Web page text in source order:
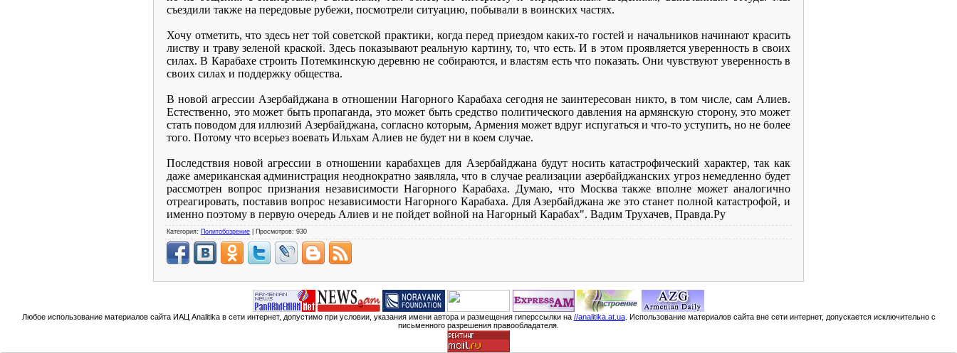
съездили также на передовые рубежи, посмотрели ситуацию, побывали в воинских частях.
Хочу отметить, что здесь нет той советской практики, когда перед приездом каких-то гостей и начальников начинают красить
листву и траву зеленой краской. Здесь показывают реальную картину, то, что есть. И в этом проявляется уверенность в своих
силах. В Карабахе строить Потемкинскую деревню не собираются, и властям есть что показать. Они чувствуют уверенность в
своих силах и поддержку общества.
В новой агрессии Азербайджана в отношении Нагорного Карабаха сегодня не заинтересован никто, в том числе, сам Алиев.
Естественно, это может быть пропаганда, это может быть средство политического давления на армянскую сторону, это может
стать поводом для иллюзий Азербайджана, согласно которым, Армения может вдруг испугаться и что-то уступить, но не более
того. Потому что всерьез воевать Ильхам Алиев не будет ни в коем случае.
Последствия новой агрессии в отношении карабахцев для Азербайджана будут носить катастрофический характер, так как
даже американская администрация неоднократно заявляла, что в случае реализации азербайджанских угроз немедленно будет
рассмотрен вопрос признания независимости Нагорного Карабаха. Думаю, что Москва также вполне может аналогично
отреагировать, поставив вопрос независимости Нагорного Карабаха. Для Азербайджана же это станет полной катастрофой, и
именно поэтому в первую очередь Алиев и не пойдет войной на Нагорный Карабах". Вадим Трухачев, Правда.Ру
Категория: Политобозрение | Просмотров: 930
Любое использование материалов сайта ИАЦ Analitika в сети интернет, допустимо при условии, указания имени автора и размещения гиперссылки на //analitika.at.ua. Использование материалов сайта вне сети интернет, допускается исключительно с
письменного разрешения правообладателя.